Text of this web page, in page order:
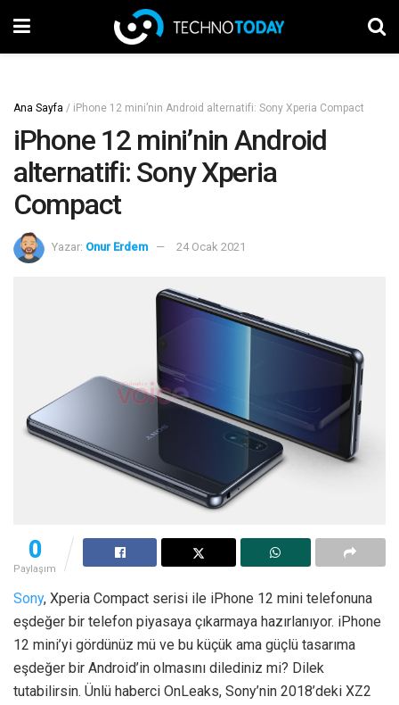
Ana Sayfa / iPhone 12 mini’nin Android alternatifi: Sony Xperia Compact
iPhone 12 mini’nin Android
alternatifi: Sony Xperia
Compact
Yazar: Onur Erdem 24 Ocak 2021
0
Paylaşım
Sony, Xperia Compact serisi ile iPhone 12 mini telefonuna
eşdeğer bir telefon piyasaya çıkarmaya hazırlanıyor. iPhone
12 mini’yi gördünüz mü ve bu küçük ama güçlü tasarıma
eşdeğer bir Android’in olmasını dilediniz mi? Dilek
tutabilirsin. Ünlü haberci OnLeaks, Sony’nin 2018’deki XZ2